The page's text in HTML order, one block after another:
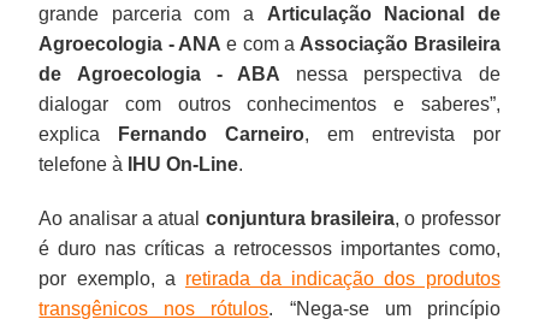
grande parceria com a Articulação Nacional de
Agroecologia - ANA e com a Associação Brasileira
de Agroecologia - ABA nessa perspectiva de
dialogar com outros conhecimentos e saberes”,
explica
Fernando Carneiro, em entrevista por
telefone à
IHU On-Line.
Ao analisar a atual conjuntura brasileira, o professor
é duro nas críticas a retrocessos importantes como,
por exemplo, a retirada da indicação dos produtos
transgênicos nos rótulos. “Nega-se um princípio